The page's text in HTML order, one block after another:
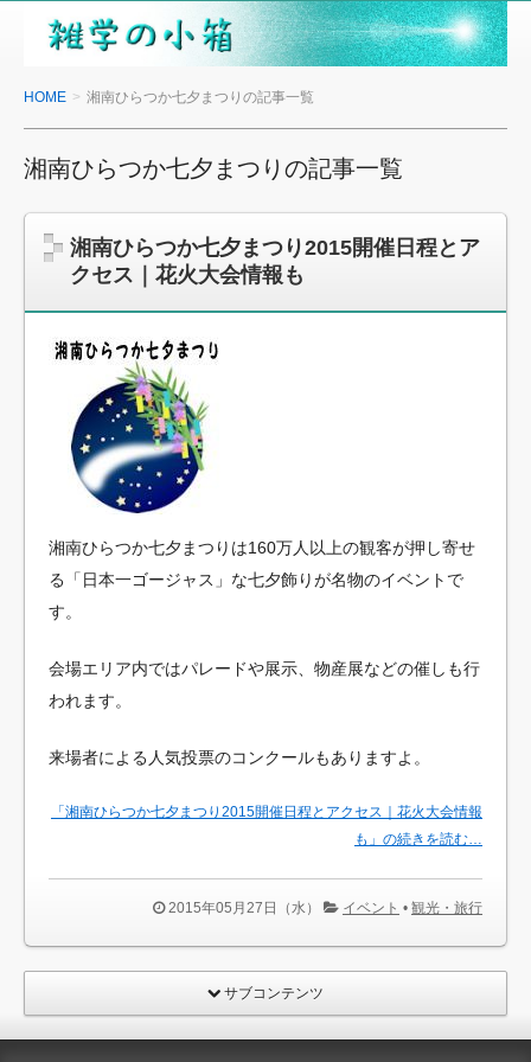
雑
の
小
箱
HOME 湘南ひらつか七夕まつりの記事一覧
湘南ひらつか七夕まつりの記事一覧
湘南ひらつか七夕まつり2015開催日程とア
クセス｜花火大会情報も
湘南ひらつか七夕まつりは160万人以上の観客が押し寄せ
る「日本一ゴージャス」な七夕飾りが名物のイベントで
す。
会場エリア内ではパレードや展示、物産展などの催しも行
われます。
来場者による人気投票のコンクールもありますよ。
「湘南ひらつか七夕まつり2015開催日程とアクセス｜花火大会情報
も」の続きを読む…
2015年05月27日（水） イベント • 観光・旅行
サブコンテンツ